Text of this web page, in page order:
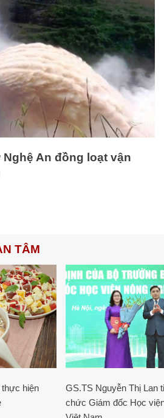
An đồng loạt vận
TÂM
hiện
GS.TS Nguyễn Thị Lan
chức Giám đốc Học